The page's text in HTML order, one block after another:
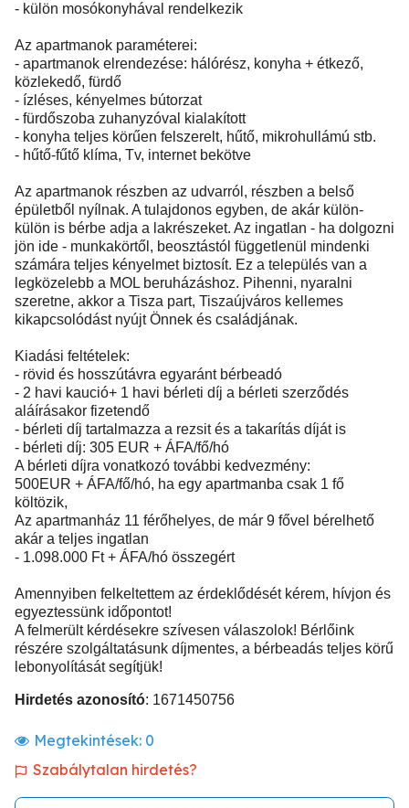
- külön mosókonyhával rendelkezik
Az apartmanok paraméterei:
- apartmanok elrendezése: hálórész, konyha + étkező,
közlekedő, fürdő
- ízléses, kényelmes bútorzat
- fürdőszoba zuhanyzóval kialakított
- konyha teljes körűen felszerelt, hűtő, mikrohullámú stb.
- hűtő-fűtő klíma, Tv, internet bekötve
Az apartmanok részben az udvarról, részben a belső
épületből nyílnak. A tulajdonos egyben, de akár külön-
külön is bérbe adja a lakrészeket. Az ingatlan - ha dolgozni
jön ide - munkakörtől, beosztástól függetlenül mindenki
számára teljes kényelmet biztosít. Ez a település van a
legközelebb a MOL beruházáshoz. Pihenni, nyaralni
szeretne, akkor a Tisza part, Tiszaújváros kellemes
kikapcsolódást nyújt Önnek és családjának.
Kiadási feltételek:
- rövid és hosszútávra egyaránt bérbeadó
- 2 havi kaució+ 1 havi bérleti díj a bérleti szerződés
aláírásakor fizetendő
- bérleti díj tartalmazza a rezsit és a takarítás díját is
- bérleti díj: 305 EUR + ÁFA/fő/hó
A bérleti díjra vonatkozó további kedvezmény:
500EUR + ÁFA/fő/hó, ha egy apartmanba csak 1 fő
költözik,
Az apartmanház 11 férőhelyes, de már 9 fővel bérelhető
akár a teljes ingatlan
- 1.098.000 Ft + ÁFA/hó összegért
Amennyiben felkeltettem az érdeklődését kérem, hívjon és
egyeztessünk időpontot!
A felmerült kérdésekre szívesen válaszolok! Bérlőink
részére szolgáltatásunk díjmentes, a bérbeadás teljes körű
lebonyolítását segítjük!
Hirdetés azonosító: 1671450756
Megtekintések: 0
Szabálytalan hirdetés?